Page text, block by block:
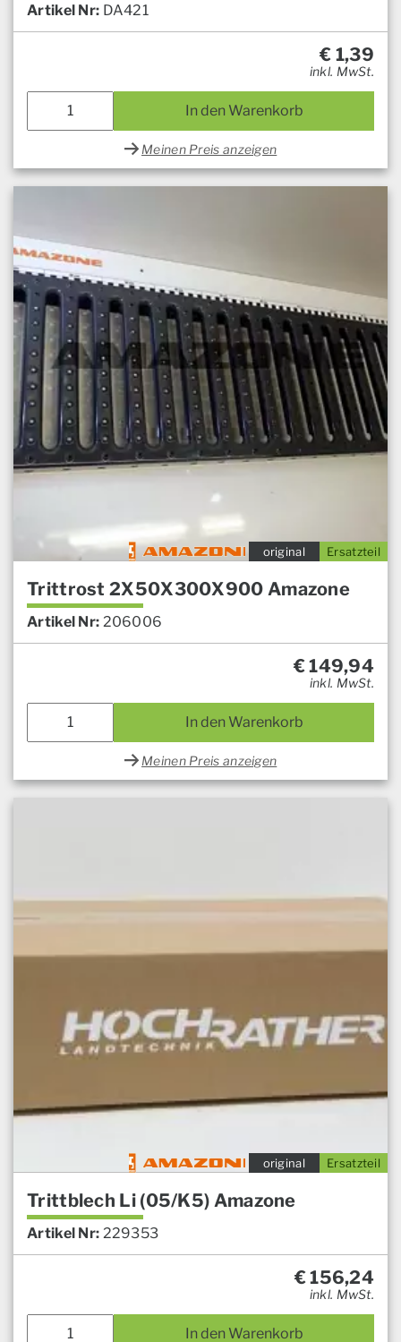
Artikel Nr: DA421
€ 1,39
inkl. MwSt.
In den Warenkorb
Meinen Preis anzeigen
Ersatzteil
original
Trittrost 2X50X300X900 Amazone
Artikel Nr: 206006
€149,94
inkl. MwSt.
In den Warenkorb
Meinen Preis anzeigen
Ersatzteil
original
Trittblech Li (05/K5) Amazone
Artikel Nr: 229353
€156,24
inkl. MwSt.
In den Warenkorb